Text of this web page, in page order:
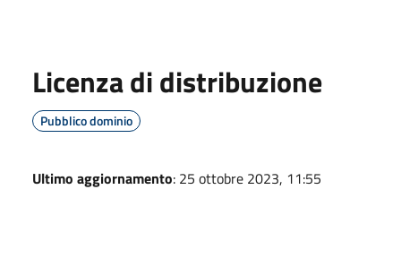
Licenza di distribuzione
Pubblico dominio
Ultimo aggiornamento: 25 ottobre 2023, 11:55